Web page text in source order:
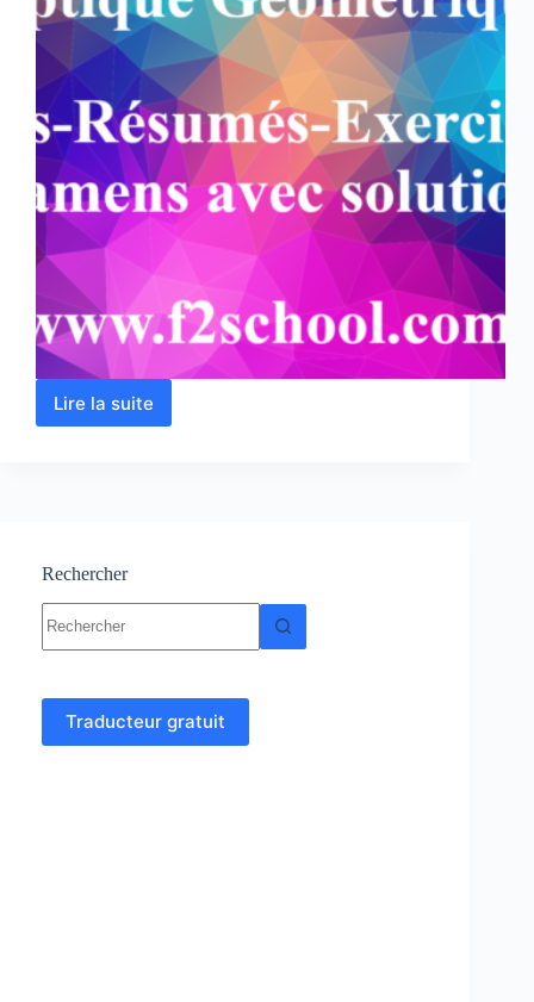
Lire la suite
Optique
examens
Rechercher
résultat
Traducteur gratuit